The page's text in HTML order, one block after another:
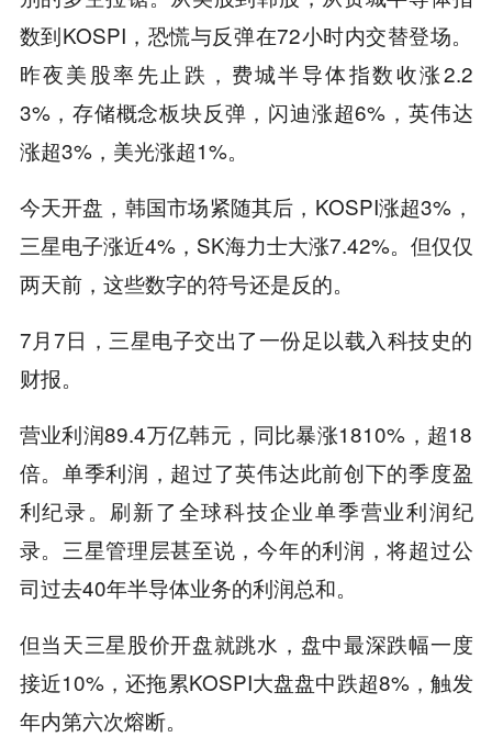
数到KOSPI，恐慌与反弹在72小时内交替登场。
昨夜美股率先止跌，费城半导体指数收涨2.2
3%，存储概念板块反弹， 闪迪涨超6%， 英伟达
涨超3%，美光涨超1%。
今天开盘，韩国市场紧随其后，KOSPI涨超3%，
三星电子涨近4%，SK海力士大涨7.42%。但仅仅
两天前，这些数字的符号还是反的。
7月7日，三星电子交出了一份足以载入科技史的
财报。
营业利润89.4万亿韩元，同比暴涨1810%，超18
倍。单季利润，超过了英伟达此前创下的季度盈
利纪录。刷新了全球科技企业单季营业利润纪
录。三星管理层甚至说，今年的利润，将超过公
司过去40年半导体业务的利润总和。
但当天三星股价开盘就跳水，盘中最深跌幅一度
接近10%，还拖累KOSPI大盘盘中跌超8%，触发
年内第六次熔断。